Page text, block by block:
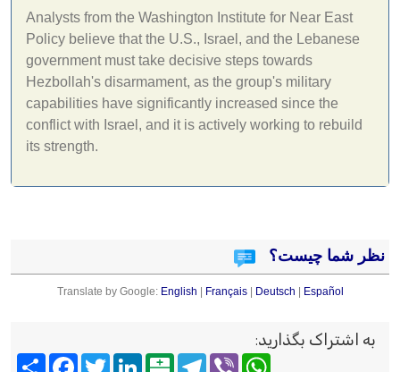
Analysts from the Washington Institute for Near East
Policy believe that the U.S., Israel, and the Lebanese
government must take decisive steps towards
Hezbollah's disarmament, as the group's military
capabilities have significantly increased since the
conflict with Israel, and it is actively working to rebuild
its strength.
نظر شما چیست؟
Translate by Google: English Français| Deutsch Español
به اشتراک بگذارید:
FacebookTwitter
LinkedInBalatarin
TelegramViber
WhatsApp